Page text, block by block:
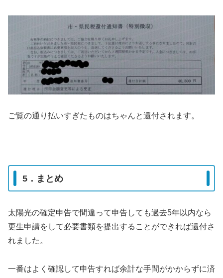
ご覧の通り払いすぎたものはちゃんと還付されます。
5．まとめ
太陽光の確定申告で間違って申告しても過去5年以内なら
更生申請をして必要書類を提出することができれば還付さ
れました。
一番はよく確認して申告すれば余計な手間がかからずに済